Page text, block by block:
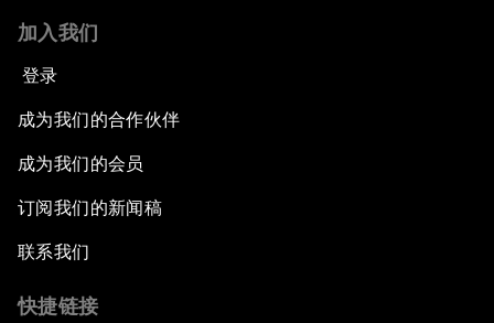
加入我们
登录
成为我们的合作伙伴
成为我们的会员
订阅我们的新闻稿
联系我们
快捷链接